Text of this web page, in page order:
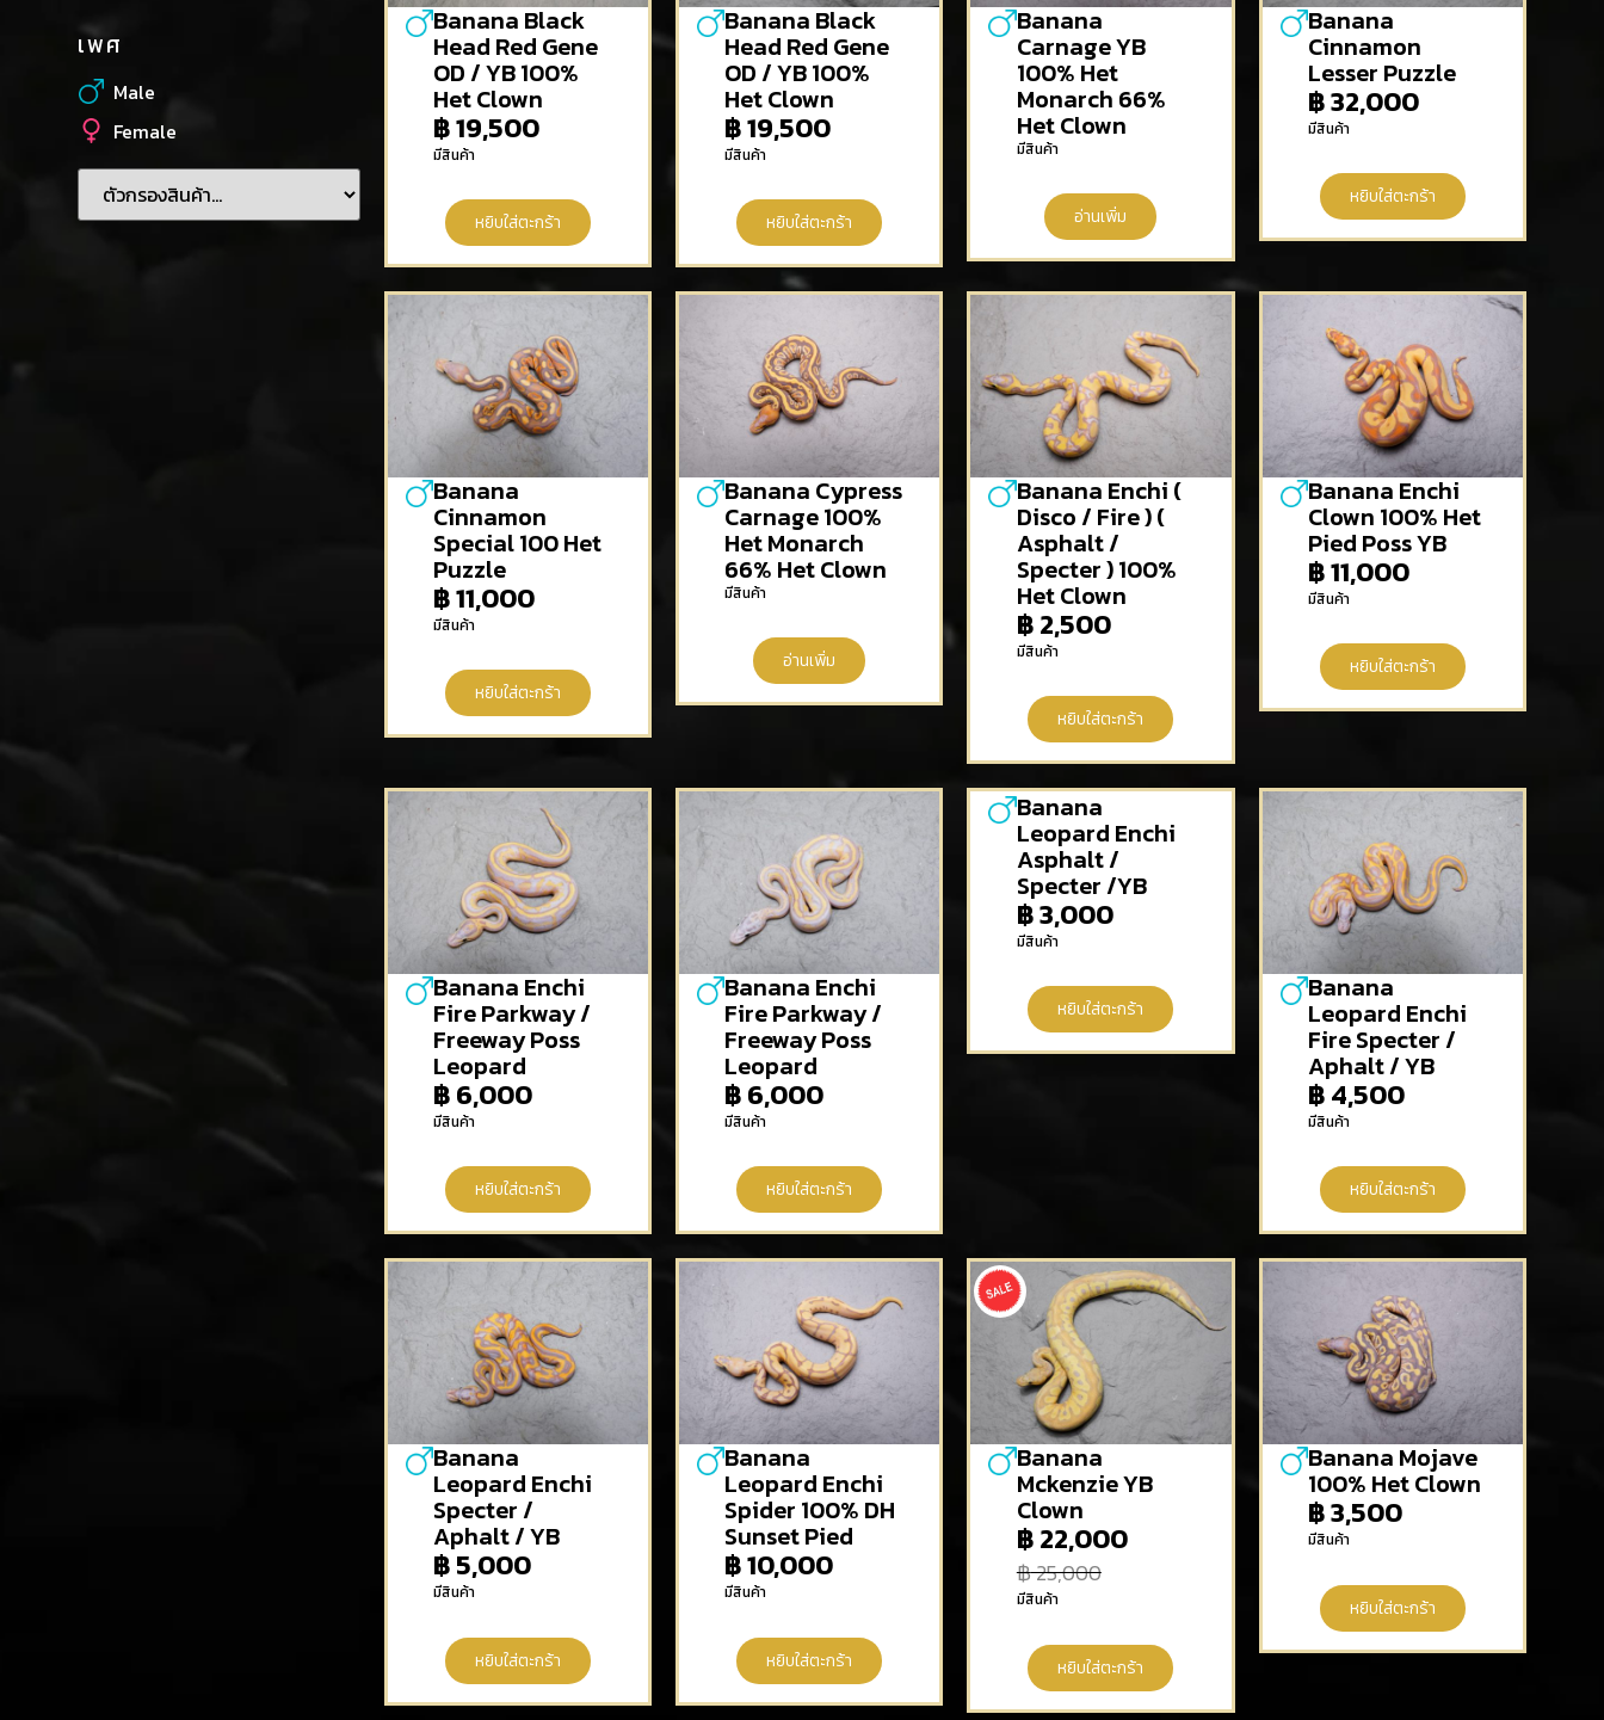
เพศ
Male
Female
Banana Black
Head Red Gene
OD / YB 100%
Het Clown
฿19,500
มีสินค้า
หยิบใส่ตะกร้า
Banana Black
Head Red Gene
OD / YB 100%
Het Clown
฿19,500
มีสินค้า
หยิบใส่ตะกร้า
Banana
Carnage YB
100% Het
Monarch 66%
Het Clown
มีสินค้า
อ่านเพิ่ม
Banana
Cinnamon
Lesser Puzzle
฿32,000
มีสินค้า
หยิบใส่ตะกร้า
Banana
Cinnamon
Special 100 Het
Puzzle
฿11,000
มีสินค้า
หยิบใส่ตะกร้า
Banana Cypress
Carnage 100%
Het Monarch
66% Het Clown
มีสินค้า
อ่านเพิ่ม
Banana Enchi (
Disco / Fire ) (
Asphalt /
Specter ) 100%
Het Clown
฿2,500
มีสินค้า
หยิบใส่ตะกร้า
Banana Enchi
Clown 100% Het
Pied Poss YB
฿11,000
มีสินค้า
หยิบใส่ตะกร้า
Banana Enchi
Fire Parkway /
Freeway Poss
Leopard
฿6,000
มีสินค้า
หยิบใส่ตะกร้า
Banana Enchi
Fire Parkway /
Freeway Poss
Leopard
฿6,000
มีสินค้า
หยิบใส่ตะกร้า
Banana
Leopard Enchi
Asphalt /
Specter /YB
฿3,000
มีสินค้า
หยิบใส่ตะกร้า
Banana
Leopard Enchi
Fire Specter /
Aphalt / YB
฿4,500
มีสินค้า
หยิบใส่ตะกร้า
Banana
Leopard Enchi
Specter /
Aphalt / YB
฿5,000
มีสินค้า
หยิบใส่ตะกร้า
Banana
Leopard Enchi
Spider 100% DH
Sunset Pied
฿10,000
มีสินค้า
หยิบใส่ตะกร้า
Banana
Mckenzie YB
Clown
฿25,000
฿22,000
มีสินค้า
หยิบใส่ตะกร้า
Banana Mojave
100% Het Clown
฿3,500
มีสินค้า
หยิบใส่ตะกร้า